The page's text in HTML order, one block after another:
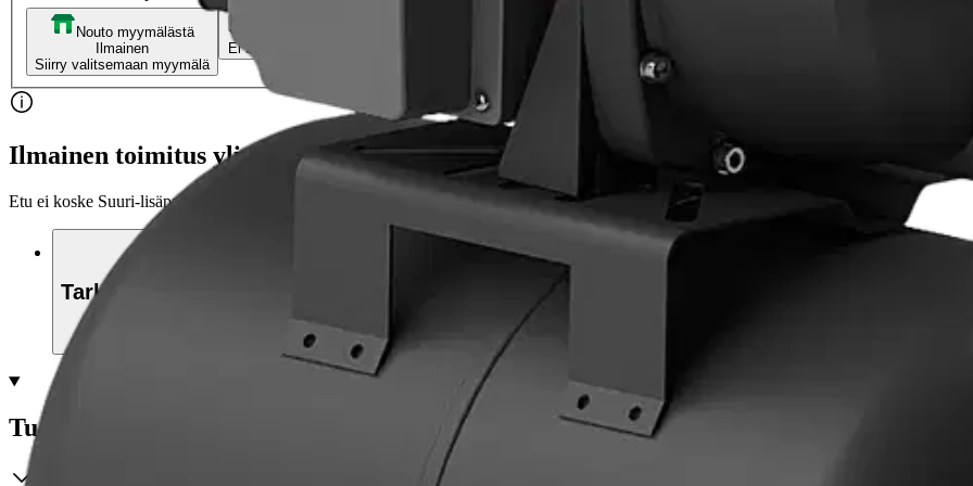
Nouto myymälästä
Ilmainen
Siirry valitsemaan myymälä
Ei saatavilla
Ilmainen toimitus yli 100 €:n tilauksille Postin pakettiautomaattiin tai
Etu ei koske Suuri‑lisäpalvelulla toimitettavia tuotteita.
Tarkista myymäläsaatavuus
Tuotekuvaus